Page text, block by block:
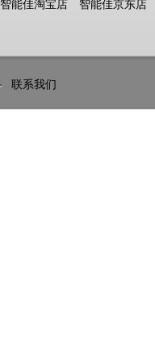
智能佳淘宝店 智能佳京东店
联系我们